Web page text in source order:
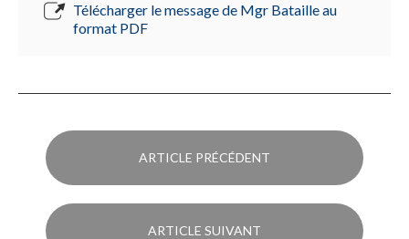
Télécharger le message de Mgr Bataille au
format PDF
ARTICLE PRÉCÉDENT
ARTICLE SUIVANT